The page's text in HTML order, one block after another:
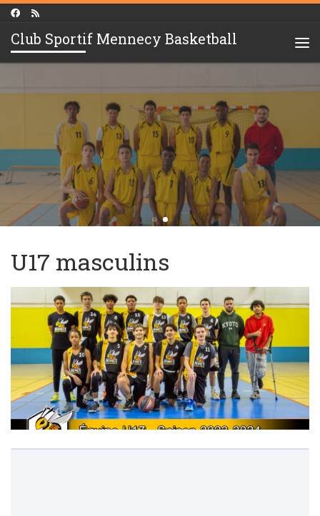
Skip to content
Club Sportif Mennecy Basketball
U17 masculins